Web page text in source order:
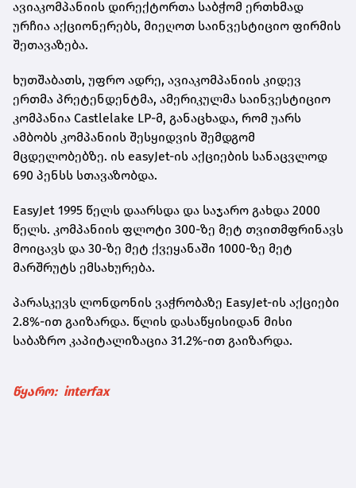
ავიაკომპანიის დირექტორთა საბჭომ ერთხმად
ურჩია აქციონერებს, მიეღოთ საინვესტიციო ფირმის
შეთავაზება.
ხუთშაბათს, უფრო ადრე, ავიაკომპანიის კიდევ
ერთმა პრეტენდენტმა, ამერიკულმა საინვესტიციო
კომპანია Castlelake LP-მ, განაცხადა, რომ უარს
ამბობს კომპანიის შესყიდვის შემდგომ
მცდელობებზე. ის easyJet-ის აქციების სანაცვლოდ
690 პენსს სთავაზობდა.
EasyJet 1995 წელს დაარსდა და საჯარო გახდა 2000
წელს. კომპანიის ფლოტი 300-ზე მეტ თვითმფრინავს
მოიცავს და 30-ზე მეტ ქვეყანაში 1000-ზე მეტ
მარშრუტს ემსახურება.
პარასკევს ლონდონის ვაჭრობაზე EasyJet-ის აქციები
2.8%-ით გაიზარდა. წლის დასაწყისიდან მისი
საბაზრო კაპიტალიზაცია 31.2%-ით გაიზარდა.
წყარო: interfax